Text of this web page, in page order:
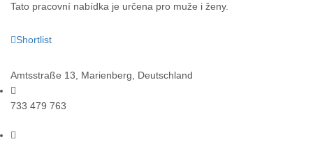
Tato pracovní nabídka je určena pro muže i ženy.
Shortlist
Amtsstraße 13, Marienberg, Deutschland
733 479 763